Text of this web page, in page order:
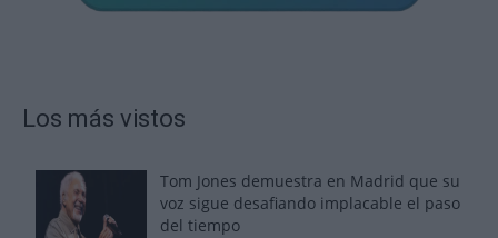
Los más vistos
Tom Jones demuestra en Madrid que su
voz sigue desafiando implacable el paso
del tiempo